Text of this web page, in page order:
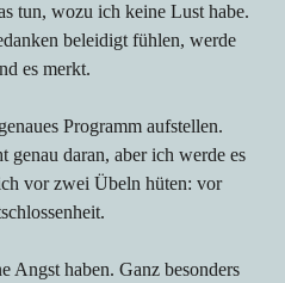
tun, wozu ich keine Lust habe.
beleidigt fühlen, werde
es merkt.
Programm aufstellen.
daran, aber ich werde es
vor zwei Übeln hüten: vor
Angst haben. Ganz besonders